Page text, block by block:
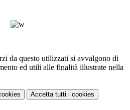
da questo utilizzati si avvalgono di
ed utili alle finalità illustrate nella
Accetta tutti i cookies